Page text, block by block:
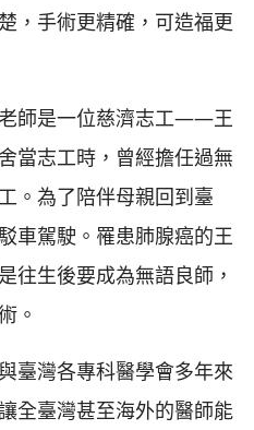
，手術更精確，可造福更
師是一位慈濟志工——王
當志工時，曾經擔任過無
。為了陪伴母親回到臺
車駕駛。罹患肺腺癌的王
往生後要成為無語良師，
。
臺灣各專科醫學會多年來
全臺灣甚至海外的醫師能